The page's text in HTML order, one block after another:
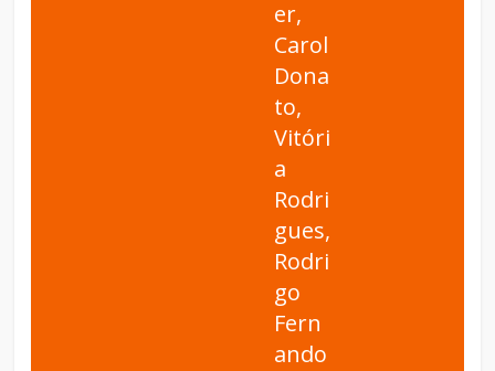
er,
Carol
Dona
to,
Vitóri
a
Rodri
gues,
Rodri
go
Fern
ando